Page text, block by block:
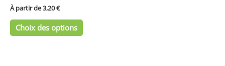
À partir de 3,20€
Choix des options
du